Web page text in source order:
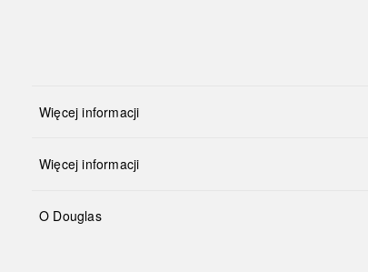
Więcej informacji
Więcej informacji
O Douglas